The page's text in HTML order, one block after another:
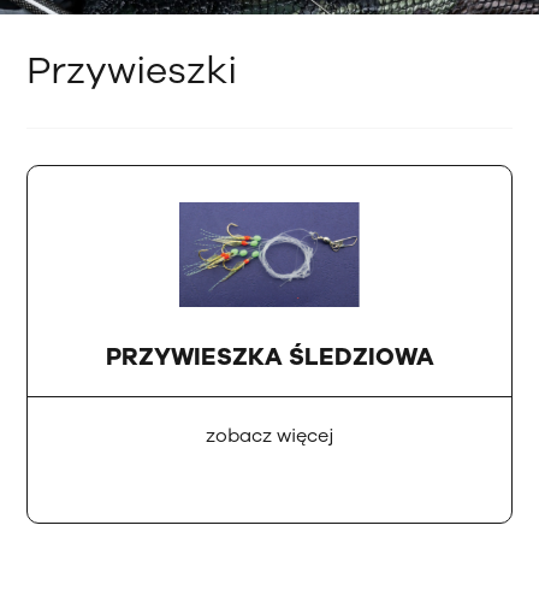
Przywieszki
PRZYWIESZKA ŚLEDZIOWA
zobacz więcej